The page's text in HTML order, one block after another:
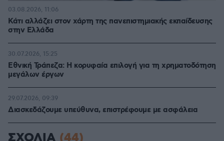
Κάτι αλλάζει στον χάρτη της πανεπιστημιακής εκπαίδευσης
στην Ελλάδα
03.08.2026, 11:06
Εθνική Τράπεζα: Η κορυφαία επιλογή για τη χρηματοδότηση
μεγάλων έργων
30.07.2026, 15:25
Διασκεδάζουμε υπεύθυνα, επιστρέφουμε με ασφάλεια
29.07.2026, 09:39